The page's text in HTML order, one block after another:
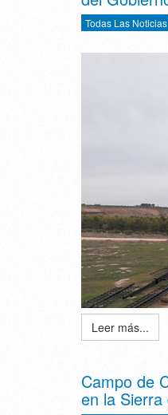
Todas Las Noticias
Leer más...
Campo de
en la